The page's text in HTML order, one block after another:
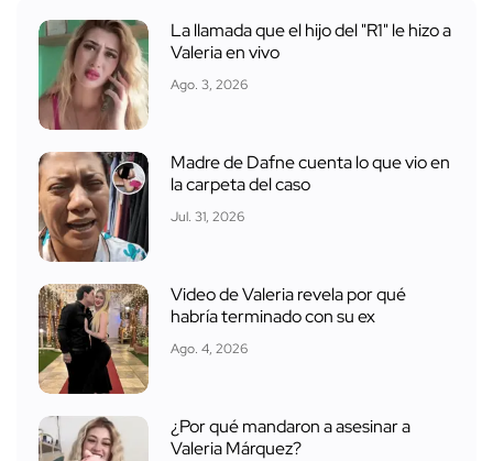
La llamada que el hijo del "R1" le hizo a
Valeria en vivo
Ago. 3, 2026
Madre de Dafne cuenta lo que vio en
la carpeta del caso
Jul. 31, 2026
Video de Valeria revela por qué
habría terminado con su ex
Ago. 4, 2026
¿Por qué mandaron a asesinar a
Valeria Márquez?